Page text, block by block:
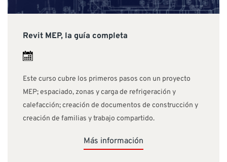
Revit MEP, la guía completa
Este curso cubre los primeros pasos con un proyecto
MEP; espaciado, zonas y carga de refrigeración y
calefacción; creación de documentos de construcción y
creación de familias y trabajo compartido.
Más información